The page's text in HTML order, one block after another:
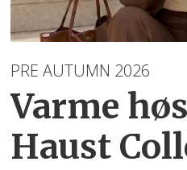
PRE AUTUMN 2026
Varme
Haust